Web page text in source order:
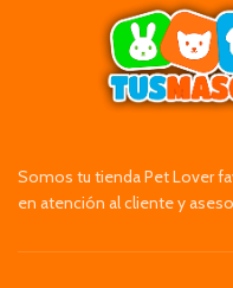
Somos tu tienda Pet Lover
en atención al cliente y